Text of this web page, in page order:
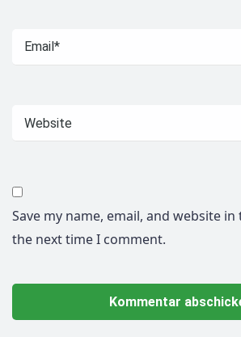
Save my name, email, and website
the next time I comment.